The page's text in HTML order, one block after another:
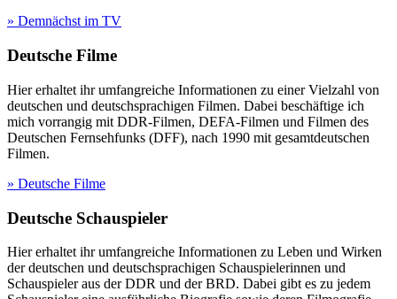
» Demnächst im TV
Deutsche Filme
Hier erhaltet ihr umfangreiche Informationen zu einer Vielzahl von
deutschen und deutschsprachigen Filmen. Dabei beschäftige ich
mich vorrangig mit DDR-Filmen, DEFA-Filmen und Filmen des
Deutschen Fernsehfunks (DFF), nach 1990 mit gesamtdeutschen
Filmen.
» Deutsche Filme
Deutsche Schauspieler
Hier erhaltet ihr umfangreiche Informationen zu Leben und Wirken
der deutschen und deutschsprachigen Schauspielerinnen und
Schauspieler aus der DDR und der BRD. Dabei gibt es zu jedem